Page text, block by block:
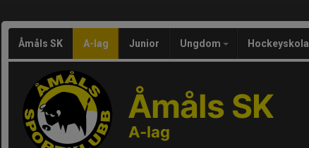
Åmåls SK A-lag Junior Ungdom Hockeyskola
Åmåls SK
A-lag